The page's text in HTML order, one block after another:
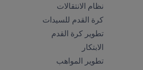
نظام الانتقالات
كرة القدم للسيدات
تطوير كرة القدم
الابتكار
تطوير المواهب